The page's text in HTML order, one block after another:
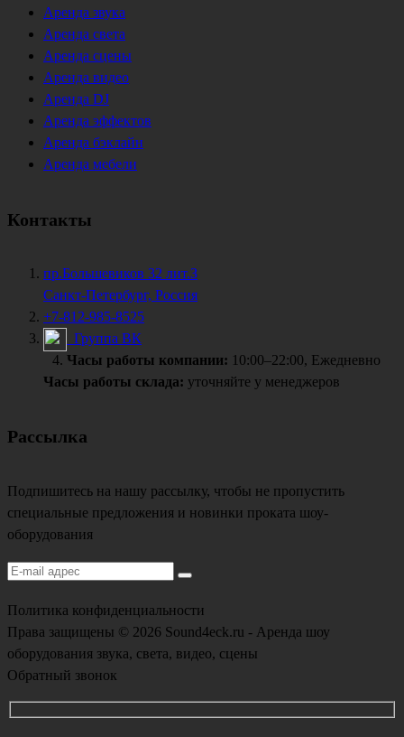
Аренда звука
Аренда света
Аренда сцены
Аренда видео
Аренда DJ
Аренда эффектов
Аренда бэклайн
Аренда мебели
Контакты
пр.Большевиков 32 лит.З
Санкт-Петербург, Россия
+7-812-985-8525
Группа ВК
Часы работы компании: 10:00–22:00, Ежедневно
Часы работы склада: уточняйте у менеджеров
Рассылка
Подпишитесь на нашу рассылку, чтобы не пропустить
специальные предложения и новинки проката шоу-
оборудования
Политика конфиденциальности
Права защищены © 2026 Sound4eck.ru - Аренда шоу
оборудования звука, света, видео, сцены
Обратный звонок